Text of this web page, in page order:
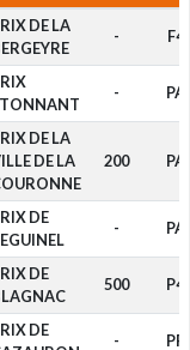
DE LA
- F4
- PA
DE LA
DE LA
200 PA
DE
- PA
DE
500 P4
DE
- PP